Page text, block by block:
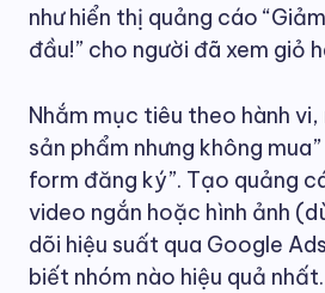
như hiển thị quảng cáo
đầu!” cho người đã xem giỏ
Nhắm mục tiêu theo hành vi,
sản phẩm nhưng không
form đăng ký”. Tạo quảng
video ngắn hoặc hình ảnh
dõi hiệu suất qua Google
biết nhóm nào hiệu quả nhất.